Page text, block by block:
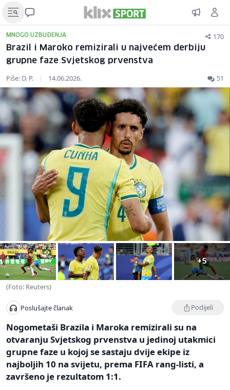
MNOGO UZBUĐENJA 170
Brazil i Maroko remizirali u najvećem derbiju
grupne faze Svjetskog prvenstva
Piše: D. P. | 14.06.2026. 51
+5
(Foto: Reuters)
Poslušajte članak Podijeli
Nogometaši Brazila i Maroka remizirali su na
otvaranju Svjetskog prvenstva u jedinoj utakmici
grupne faze u kojoj se sastaju dvije ekipe iz
najboljih 10 na svijetu, prema FIFA rang-listi, a
završeno je rezultatom 1:1.